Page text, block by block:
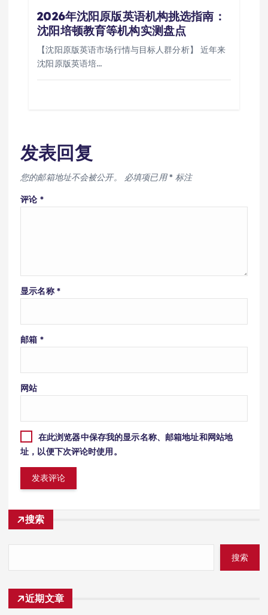
2026年沈阳原版英语机构挑选指南：
沈阳培顿教育等机构实测盘点
【沈阳原版英语市场行情与目标人群分析】 近年来
沈阳原版英语培…
发表回复
您的邮箱地址不会被公开。 必填项已用* 标注
评论 *
显示名称 *
邮箱 *
网站
在此浏览器中保存我的显示名称、邮箱地址和网站地
址，以便下次评论时使用。
搜索
搜索
近期文章